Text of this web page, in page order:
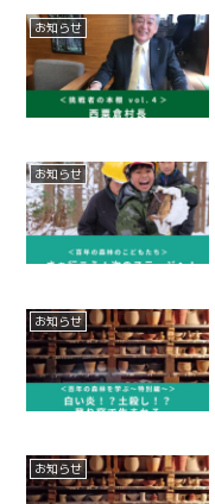
お知らせ
お知らせ
お知らせ
お知らせ